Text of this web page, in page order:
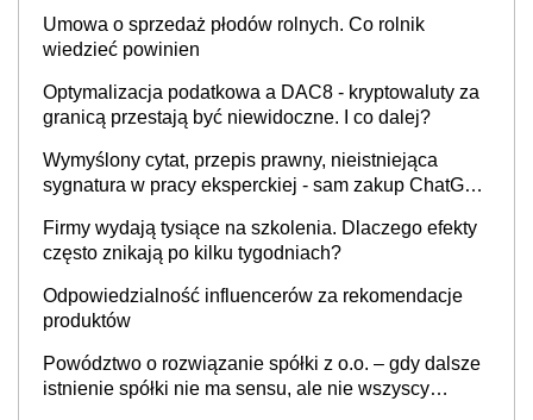
Umowa o sprzedaż płodów rolnych. Co rolnik
wiedzieć powinien
Optymalizacja podatkowa a DAC8 - kryptowaluty za
granicą przestają być niewidoczne. I co dalej?
Wymyślony cytat, przepis prawny, nieistniejąca
sygnatura w pracy eksperckiej - sam zakup ChatGPT
Firmy wydają tysiące na szkolenia. Dlaczego efekty
często znikają po kilku tygodniach?
Odpowiedzialność influencerów za rekomendacje
produktów
Powództwo o rozwiązanie spółki z o.o. – gdy dalsze
istnienie spółki nie ma sensu, ale nie wszyscy